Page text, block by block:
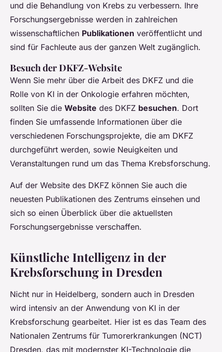
und die Behandlung von Krebs zu verbessern. Ihre
Forschungsergebnisse werden in zahlreichen
wissenschaftlichen Publikationen veröffentlicht und
sind für Fachleute aus der ganzen Welt zugänglich.
Besuch der DKFZ-Website
Wenn Sie mehr über die Arbeit des DKFZ und die
Rolle von KI in der Onkologie erfahren möchten,
sollten Sie die Website des DKFZ besuchen. Dort
finden Sie umfassende Informationen über die
verschiedenen Forschungsprojekte, die am DKFZ
durchgeführt werden, sowie Neuigkeiten und
Veranstaltungen rund um das Thema Krebsforschung.
Auf der Website des DKFZ können Sie auch die
neuesten Publikationen des Zentrums einsehen und
sich so einen Überblick über die aktuellsten
Forschungsergebnisse verschaffen.
Künstliche Intelligenz in der
Krebsforschung in Dresden
Nicht nur in Heidelberg, sondern auch in Dresden
wird intensiv an der Anwendung von KI in der
Krebsforschung gearbeitet. Hier ist es das Team des
Nationalen Zentrums für Tumorerkrankungen (NCT)
Dresden, das mit modernster KI-Technologie die